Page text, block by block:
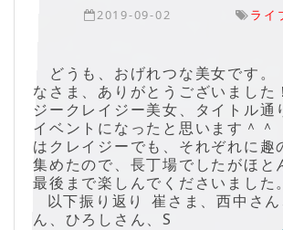
2019-09-02 ライ
どうも、おげれつな美女です。
なさま、ありがとうございました
ジークレイジー美女、タイトル通
イベントになったと思います＾＾
はクレイジーでも、それぞれに趣
集めたので、長丁場でしたがほと
最後まで楽しんでくださいました
以下振り返り 崔さま、西中さん
ん、ひろしさん、S